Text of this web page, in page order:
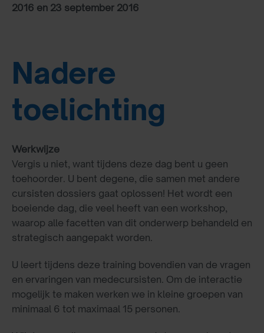
2016 en 23 september 2016
Nadere
toelichting
Werkwijze
Vergis u niet, want tijdens deze dag bent u geen
toehoorder. U bent degene, die samen met andere
cursisten dossiers gaat oplossen! Het wordt een
boeiende dag, die veel heeft van een workshop,
waarop alle facetten van dit onderwerp behandeld en
strategisch aangepakt worden.
U leert tijdens deze training bovendien van de vragen
en ervaringen van medecursisten. Om de interactie
mogelijk te maken werken we in kleine groepen van
minimaal 6 tot maximaal 15 personen.